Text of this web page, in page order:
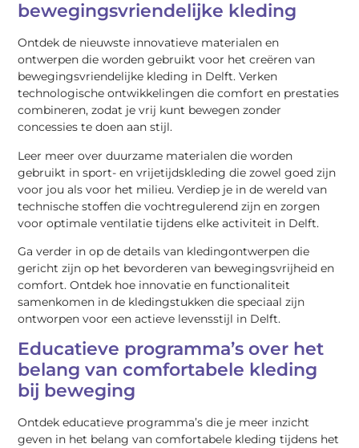
bewegingsvriendelijke kleding
Ontdek de nieuwste innovatieve materialen en
ontwerpen die worden gebruikt voor het creëren van
bewegingsvriendelijke kleding in Delft. Verken
technologische ontwikkelingen die comfort en prestaties
combineren, zodat je vrij kunt bewegen zonder
concessies te doen aan stijl.
Leer meer over duurzame materialen die worden
gebruikt in sport- en vrijetijdskleding die zowel goed zijn
voor jou als voor het milieu. Verdiep je in de wereld van
technische stoffen die vochtregulerend zijn en zorgen
voor optimale ventilatie tijdens elke activiteit in Delft.
Ga verder in op de details van kledingontwerpen die
gericht zijn op het bevorderen van bewegingsvrijheid en
comfort. Ontdek hoe innovatie en functionaliteit
samenkomen in de kledingstukken die speciaal zijn
ontworpen voor een actieve levensstijl in Delft.
Educatieve programma’s over het
belang van comfortabele kleding
bij beweging
Ontdek educatieve programma’s die je meer inzicht
geven in het belang van comfortabele kleding tijdens het